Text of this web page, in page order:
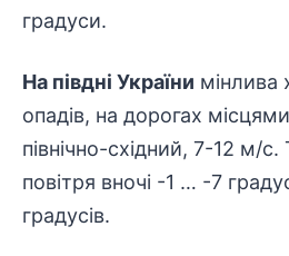
градуси.
На півдні України мінлива
опадів, на дорогах
північно-східний, 7-12 м/
повітря вночі -1 … -7
градусів.